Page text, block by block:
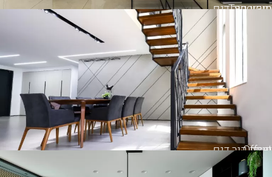
חיפוי קיר דגם
Tangram
חיפוי קיר דגם
Offset